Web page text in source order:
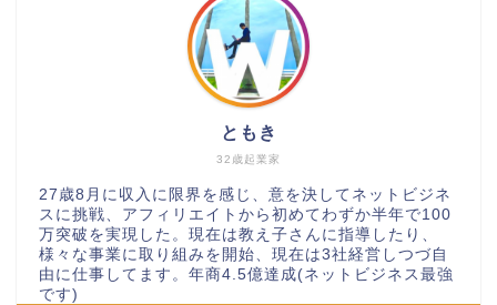
32歳起業家
ともき
27歳8月に収入に限界を感じ、意を決してネットビジネ
スに挑戦、アフィリエイトから初めてわずか半年で100
万突破を実現した。現在は教え子さんに指導したり、
様々な事業に取り組みを開始、現在は3社経営しつづ自
由に仕事してます。年商4.5億達成(ネットビジネス最強
です)